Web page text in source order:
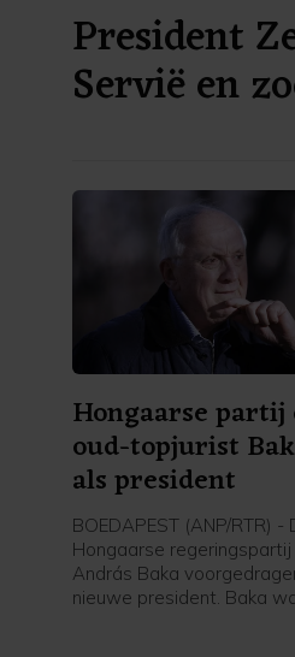
President
Servië en
Hongaarse
oud-topjurist
als president
BOEDAPEST (ANP/RTR) -
Hongaarse
András Baka
nieuwe president. Baka